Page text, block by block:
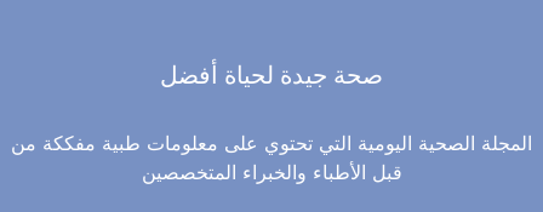
صحة جيدة لحياة أفضل
المجلة الصحية اليومية التي تحتوي على معلومات طبية مفككة من
قبل الأطباء والخبراء المتخصصين